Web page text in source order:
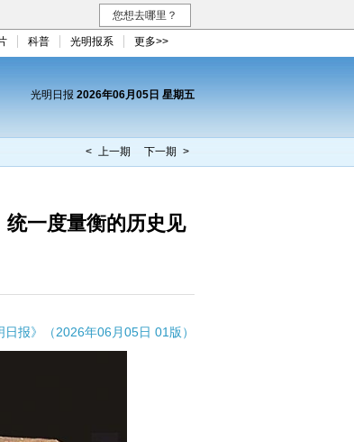
您想去哪里？
科普 光明报系 更多>>
光明日报 2026年06月05日 星期五
< 上一期 下一期 >
统一度量衡的历史见
日报》（2026年06月05日 01版）